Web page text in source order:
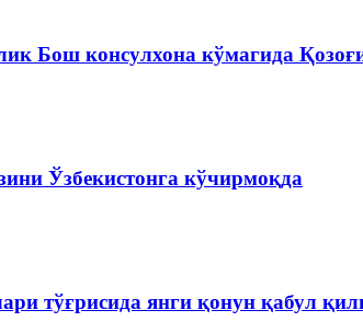
Бош консулхона кўмагида
Ўзбекистонга кўчирмоқда
тўғрисида янги қонун қабул